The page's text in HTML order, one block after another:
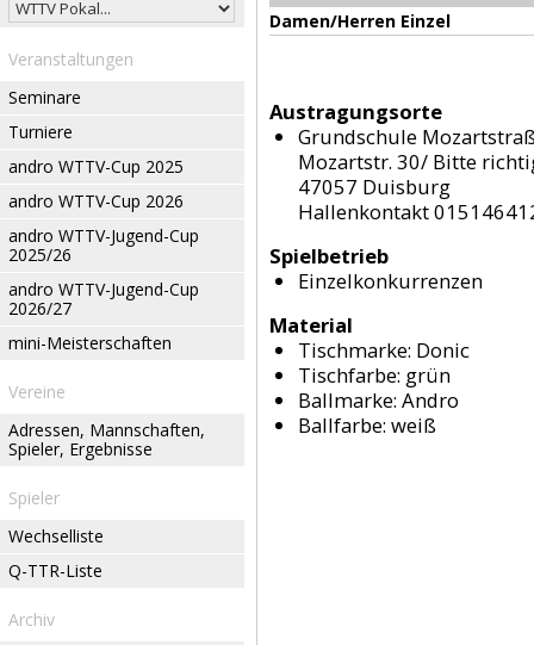
Veranstaltungen
Seminare
Turniere
andro WTTV-Cup 2025
andro WTTV-Cup 2026
andro WTTV-Jugend-Cup
2025/26
andro WTTV-Jugend-Cup
2026/27
mini-Meisterschaften
Vereine
Adressen, Mannschaften,
Spieler, Ergebnisse
Spieler
Wechselliste
Q-TTR-Liste
Archiv
Damen/Herren Einzel
Austragungsorte
Grundschule
Mozartstr. 30/ Bitte
47057 Duisburg
Hallenkontakt
Spielbetrieb
Einzelkonkurrenzen
Material
Tischmarke: Donic
Tischfarbe: grün
Ballmarke: Andro
Ballfarbe: weiß